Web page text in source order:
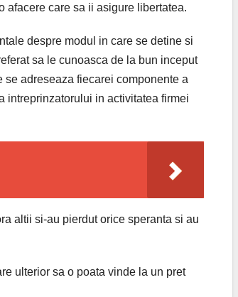
afacere care sa ii asigure libertatea.
despre modul in care se detine si
sa le cunoasca de la bun inceput
adreseaza fiecarei componente a
intreprinzatorului in activitatea firmei
altii si-au pierdut orice speranta si au
ulterior sa o poata vinde la un pret